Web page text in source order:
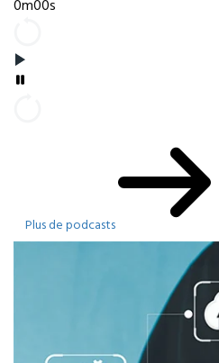
0m00s
Plus de podcasts